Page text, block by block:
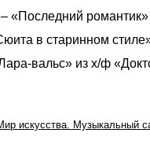
«Последний
в старинном
вальс» из x/ф
искусства. Музыкальный